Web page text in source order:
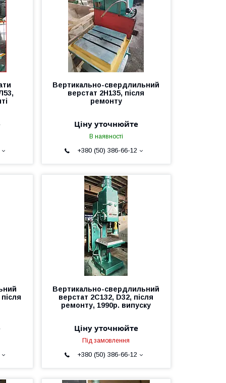
Вертикально-свердлильний
верстат 2Н135, після
ремонту
Ціну уточнюйте
В наявності
+380 (50) 386-66-12
Вертикально-свердлильний
верстат 2С132, D32, після
ремонту, 1990р. випуску
Ціну уточнюйте
Під замовлення
+380 (50) 386-66-12